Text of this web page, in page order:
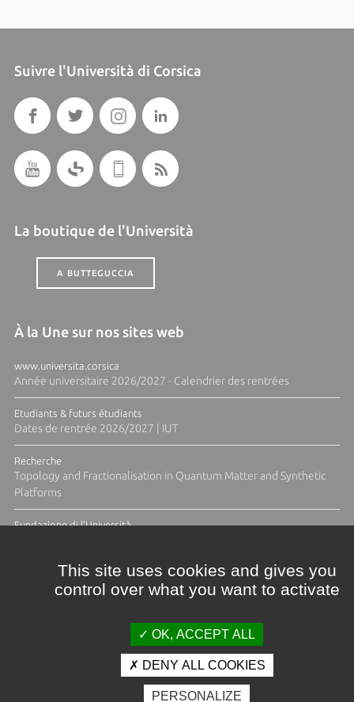
Suivre l'Università di Corsica
La boutique de l'Università
A BUTTEGUCCIA
À la Une sur nos sites web
www.universita.corsica
Année universitaire 2026/2027 - Calendrier des rentrées
Etudiants & futurs étudiants
Dates de rentrée 2026/2027 | IUT
Recherche
Topology and Fractionalisation in Quantum Matter and Synthetic
Platforms
Fundazione di l'Università
Crédits et mentions légales
This site uses cookies and gives you
control over what you want to activate
OK, ACCEPT ALL
DENY ALL COOKIES
PERSONALIZE